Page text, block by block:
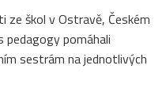
škol v Ostravě, Českém
pedagogy pomáhali
sestrám na jednotlivých